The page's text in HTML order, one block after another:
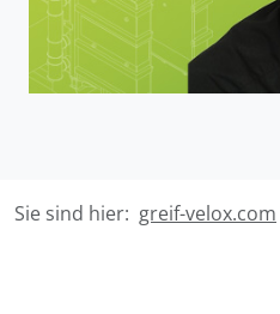
Sie sind hier: greif-velox.com